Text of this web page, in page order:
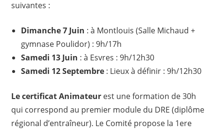
suivantes :
Dimanche 7 Juin : à Montlouis (Salle Michaud +
gymnase Poulidor) : 9h/17h
Samedi 13 Juin : à Esvres : 9h/12h30
Samedi 12 Septembre: Lieux à définir : 9h/12h30
Le certificat Animateurest une formation de 30h
qui correspond au premier module du DRE (diplôme
régional d’entraîneur). Le Comité propose la 1ere